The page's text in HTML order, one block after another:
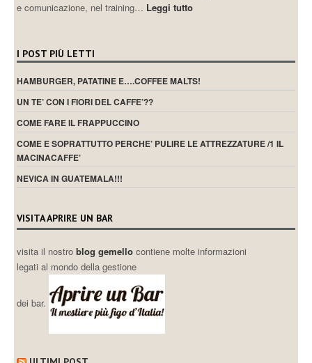
e comunicazione, nel training… Leggi tutto
I POST PIÙ LETTI
HAMBURGER, PATATINE E….COFFEE MALTS!
UN TE’ CON I FIORI DEL CAFFE’??
COME FARE IL FRAPPUCCINO
COME E SOPRATTUTTO PERCHE’ PULIRE LE ATTREZZATURE /1 IL
MACINACAFFE’
NEVICA IN GUATEMALA!!!
VISITA APRIRE UN BAR
visita il nostroblog gemellocontiene molte informazioni
legati al mondo della gestione
dei bar.